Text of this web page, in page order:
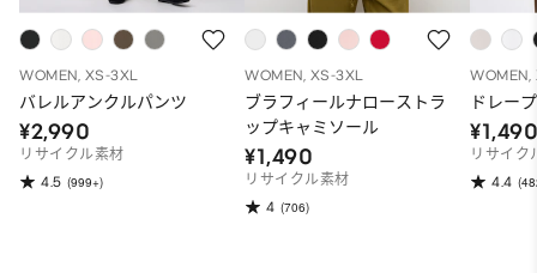
WOMEN, XS-3XL
バレルアンクルパンツ
¥2,990
リサイクル素材
4.5 (999+)
WOMEN, XS-3XL
ブラフィールナローストラ
ップキャミソール
¥1,490
リサイクル素材
4 (706)
WOMEN,
ドレー
リサイク
4.4